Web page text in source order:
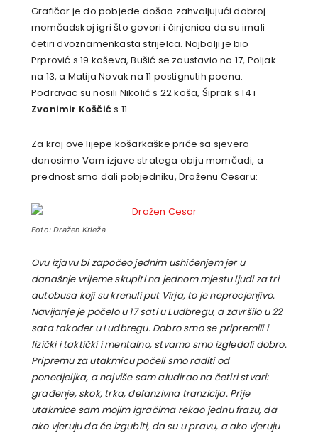
Grafičar je do pobjede došao zahvaljujući dobroj
momčadskoj igri što govori i činjenica da su imali
četiri dvoznamenkasta strijelca. Najbolji je bio
Prprović s 19 koševa, Bušić se zaustavio na 17, Poljak
na 13, a Matija Novak na 11 postignutih poena.
Podravac su nosili Nikolić s 22 koša, Šiprak s 14 i
Zvonimir Koščićs 11.
Za kraj ove lijepe košarkaške priče sa sjevera
donosimo Vam izjave stratega obiju momčadi, a
prednost smo dali pobjedniku, Draženu Cesaru:
Foto: Dražen Krleža
Ovu izjavu bi započeo jednim ushićenjem jer u
današnje vrijeme skupiti na jednom mjestu ljudi za tri
autobusa koji su krenuli put Virja, to je neprocjenjivo.
Navijanje je počelo u 17 sati u Ludbregu, a završilo u 22
sata također u Ludbregu. Dobro smo se pripremili i
fizički i taktički i mentalno, stvarno smo izgledali dobro.
Pripremu za utakmicu počeli smo raditi od
ponedjeljka, a najviše sam aludirao na četiri stvari:
građenje, skok, trka, defanzivna tranzicija. Prije
utakmice sam mojim igračima rekao jednu frazu, da
ako vjeruju da će izgubiti, da su u pravu, a ako vjeruju